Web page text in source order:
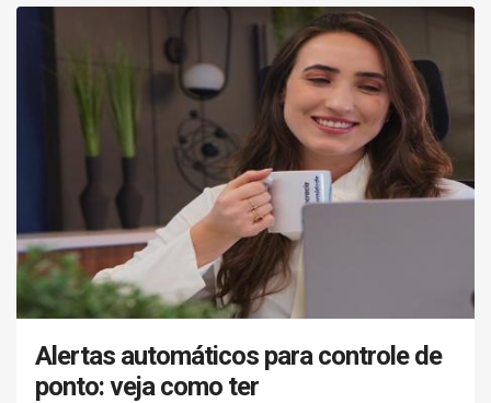
Alertas automáticos para controle de
ponto: veja como ter